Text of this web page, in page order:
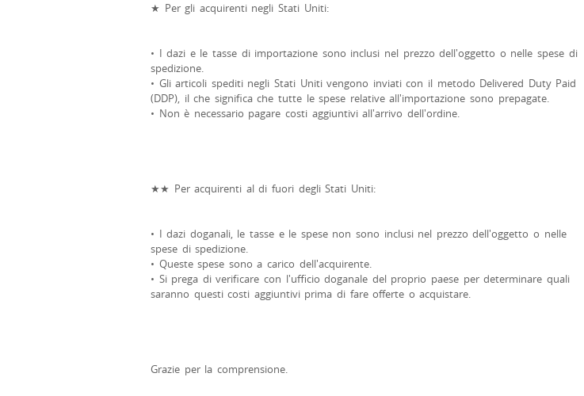
★ Per gli acquirenti negli Stati Uniti:
• I dazi e le tasse di importazione sono inclusi nel prezzo dell'oggetto o nelle spese di
spedizione.
• Gli articoli spediti negli Stati Uniti vengono inviati con il metodo Delivered Duty Paid
(DDP), il che significa che tutte le spese relative all'importazione sono prepagate.
• Non è necessario pagare costi aggiuntivi all'arrivo dell'ordine.
★★ Per acquirenti al di fuori degli Stati Uniti:
• I dazi doganali, le tasse e le spese non sono inclusi nel prezzo dell'oggetto o nelle
spese di spedizione.
• Queste spese sono a carico dell'acquirente.
• Si prega di verificare con l'ufficio doganale del proprio paese per determinare quali
saranno questi costi aggiuntivi prima di fare offerte o acquistare.
Grazie per la comprensione.